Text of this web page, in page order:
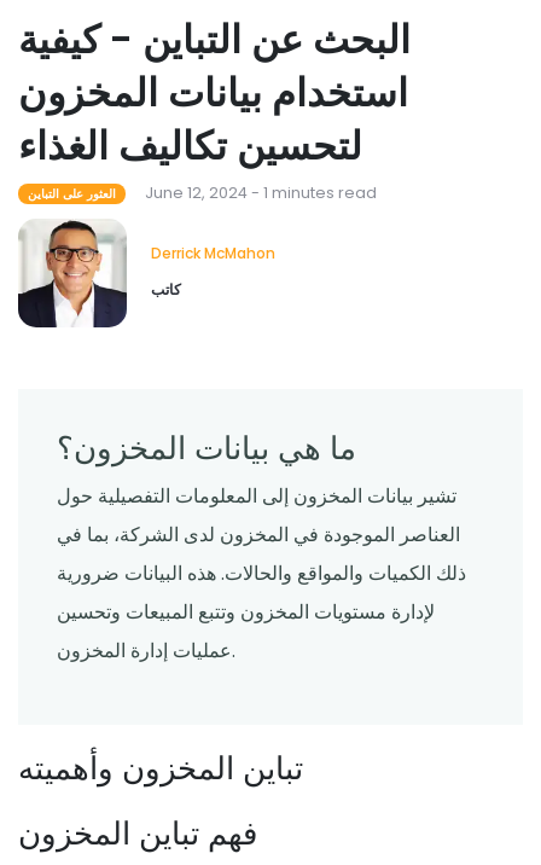
البحث عن التباين - كيفية
استخدام بيانات المخزون
لتحسين تكاليف الغذاء
العثور على التباين June 12, 2024 - 1 minutes read
Derrick McMahon
كاتب
ما هي بيانات المخزون؟
تشير بيانات المخزون إلى المعلومات التفصيلية حول
العناصر الموجودة في المخزون لدى الشركة، بما في
ذلك الكميات والمواقع والحالات. هذه البيانات ضرورية
لإدارة مستويات المخزون وتتبع المبيعات وتحسين
عمليات إدارة المخزون.
تباين المخزون وأهميته
فهم تباين المخزون